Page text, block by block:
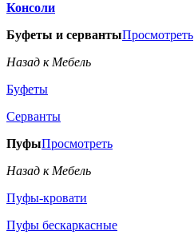
Консоли
Буфеты и сервантыПросмотреть
Назад к Мебель
Буфеты
Серванты
ПуфыПросмотреть
Назад к Мебель
Пуфы-кровати
Пуфы бескаркасные